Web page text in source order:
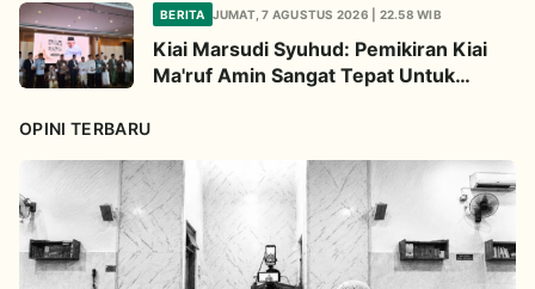
BERITA JUMAT, 7 AGUSTUS 2026 | 22.58 WIB
Kiai Marsudi Syuhud: Pemikiran Kiai
Ma'ruf Amin Sangat Tepat Untuk
OPINI TERBARU